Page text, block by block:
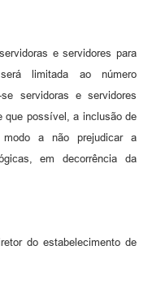
e servidores para
limitada ao número
se servidoras e servidores
que possível, a inclusão de
a não prejudicar a
em decorrência da
do estabelecimento de